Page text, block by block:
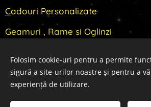
Cadouri Personalizate
Geamuri , Rame si Oglinzi
Cookie-uri
Folosim cookie-uri pentru a permite
sigură a site-urilor noastre și pentru a
experiență de utilizare.